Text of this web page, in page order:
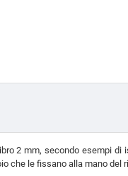
2 mm, secondo esempi di
che le fissano alla mano del